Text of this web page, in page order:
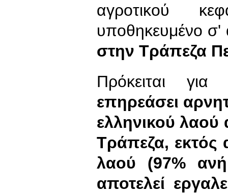
αγροτικού
υποθηκευμένο σ'
στην Τράπεζα
Πρόκειται
επηρεάσει
ελληνικού
Τράπεζα, εκτός
λαού (97%
αποτελεί